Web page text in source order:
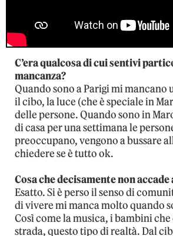
C’era qualcosa di cui sentivi
mancanza?
Quando sono a Parigi mi mancano
il cibo, la luce (che è speciale in
delle persone. Quando sono in
di casa per una settimana le
preoccupano, vengono a bussare
chiedere se è tutto ok.
Cosa che decisamente non accade
Esatto. Si è perso il senso di
di vivere mi manca molto quando
Così come la musica, i bambini
strada, questo tipo di realtà. Dal